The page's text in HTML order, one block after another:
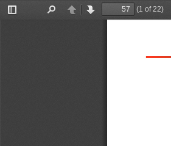
Toggle
PreviousNext
(1 of 22)